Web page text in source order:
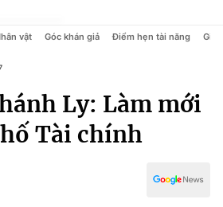
vật Góc khán giả Điểm hẹn tài năng Giải
Ly: Làm mới
Tài chính